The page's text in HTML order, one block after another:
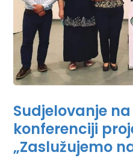
Sudjelovanje
konferenciji
„Zaslužujemo